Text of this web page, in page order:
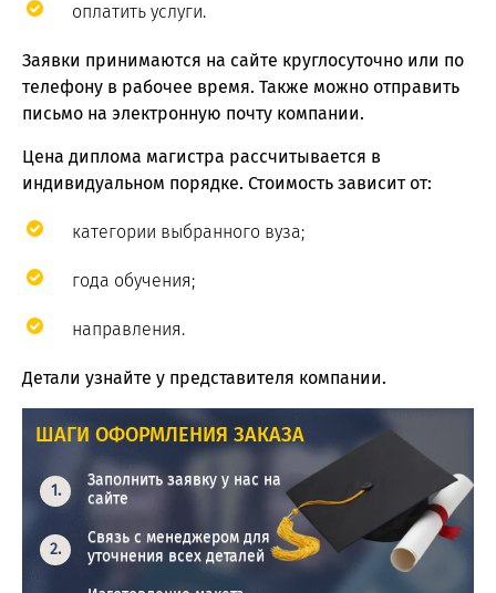
оплатить услуги.
Заявки принимаются на сайте круглосуточно или по
телефону в рабочее время. Также можно отправить
письмо на электронную почту компании.
Цена диплома магистра рассчитывается в
индивидуальном порядке. Стоимость зависит от:
категории выбранного вуза;
года обучения;
направления.
Детали узнайте у представителя компании.
ШАГИ ОФОРМЛЕНИЯ ЗАКАЗА
Заполнить заявку у нас на
сайте
Связь с менеджером для
уточнения всех деталей